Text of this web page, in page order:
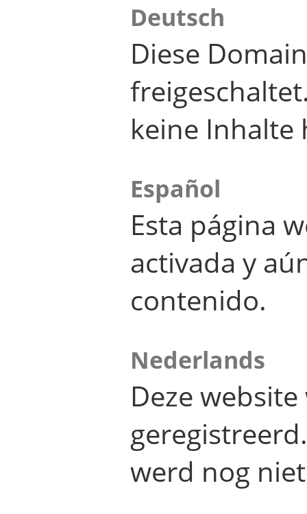
Deutsch
Diese
keine Inhalte
Español
Esta página
activada y
contenido.
Nederlands
Deze
werd nog